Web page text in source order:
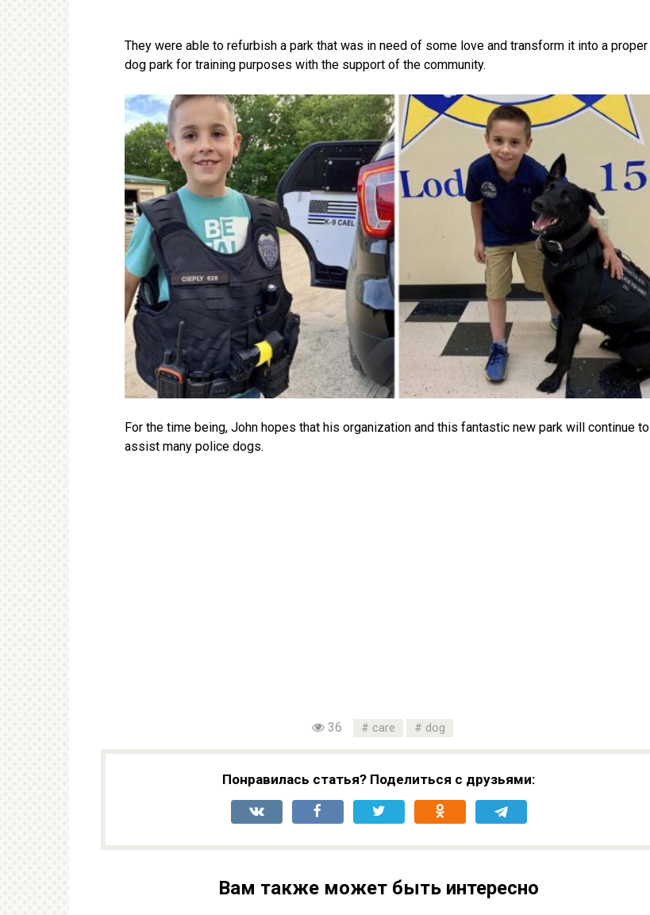
They were able to refurbish a park that was in need of some love and transform it into a proper
dog park for training purposes with the support of the community.
For the time being, John hopes that his organization and this fantastic new park will continue to
assist many police dogs.
36 care dog
Понравилась статья? Поделиться с друзьями:
Вам также может быть интересно